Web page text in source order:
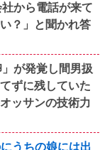
から電話が来て
？」と聞かれ答
が発覚し間男扱
ずに残していた
ッサンの技術力
うちの娘には出